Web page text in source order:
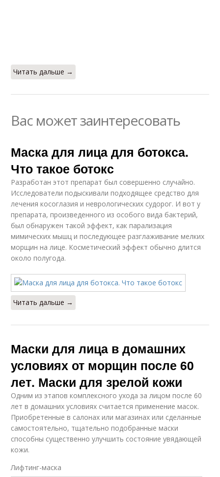
Читать дальше →
Вас может заинтересовать
Маска для лица для ботокса.
Что такое ботокс
Разработан этот препарат был совершенно случайно.
Исследователи подыскивали подходящее средство для
лечения косоглазия и неврологических судорог. И вот у
препарата, произведенного из особого вида бактерий,
был обнаружен такой эффект, как парализация
мимических мышц и последующее разглаживание мелких
морщин на лице. Косметический эффект обычно длится
около полугода.
Читать дальше →
Маски для лица в домашних
условиях от морщин после 60
лет. Маски для зрелой кожи
Одним из этапов комплексного ухода за лицом после 60
лет в домашних условиях считается применение масок.
Приобретенные в салонах или магазинах или сделанные
самостоятельно, тщательно подобранные маски
способны существенно улучшить состояние увядающей
кожи.
Лифтинг-маска